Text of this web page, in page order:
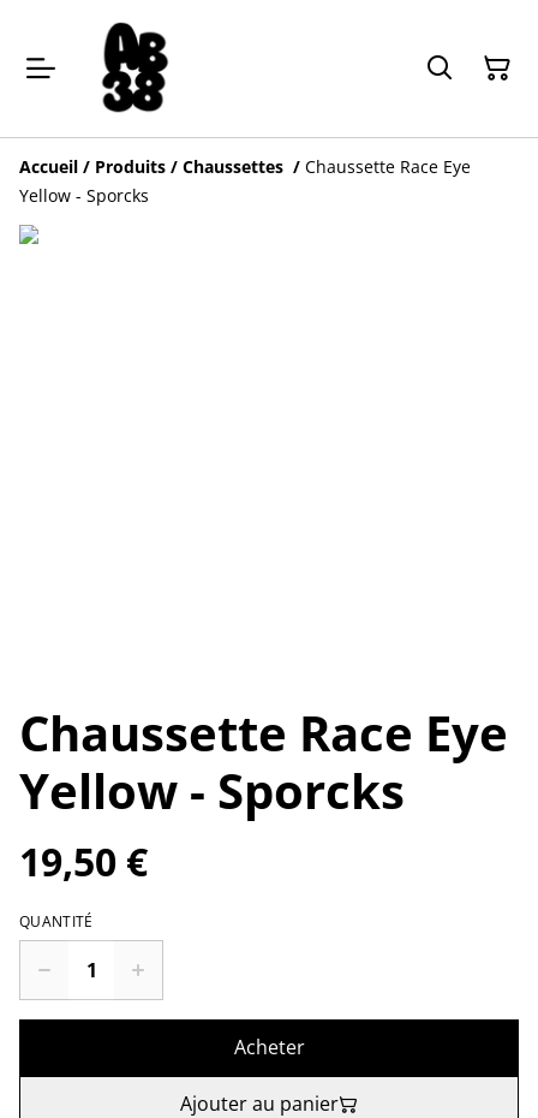
Accueil / Produits / Chaussettes / Chaussette Race Eye
Yellow - Sporcks
Chaussette Race Eye
Yellow - Sporcks
19,50 €
QUANTITÉ
Acheter
Ajouter au panier